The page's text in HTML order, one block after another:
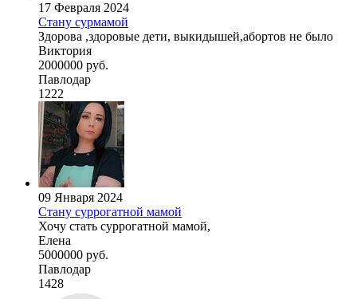
17 Февраля 2024
Стану сурмамой
Здорова ,здоровые дети, выкидышей,абортов не было
Виктория
2000000 руб.
Павлодар
1222
09 Января 2024
Стану суррогатной мамой
Хочу стать суррогатной мамой,
Елена
5000000 руб.
Павлодар
1428